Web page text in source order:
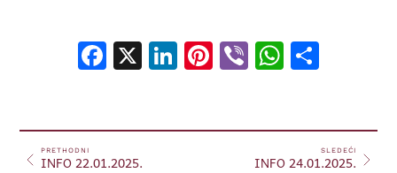
Facebook
X LinkedIn
Pinterest
Viber
PRETHODNI
INFO 22.01.2025.
SLEDEĆI
INFO 24.01.2025.